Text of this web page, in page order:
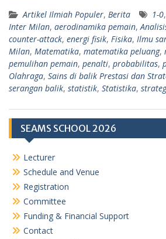
Artikel Ilmiah Populer, Berita 1-0
Inter Milan, aerodinamika pemain,
counter-attack, energi fisik, Fisika, Ilmu
Milan, Matematika, matematika peluang,
pemulihan pemain, penalti, probabilitas,
Olahraga, Sains di balik Prestasi dan
serangan balik, statistik, Statistika,
SEAMS SCHOOL 2026
Lecturer
Schedule and Venue
Registration
Committee
Funding & Financial Support
Contact